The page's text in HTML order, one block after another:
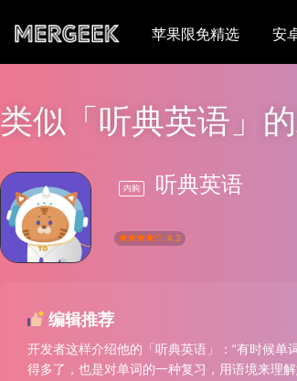
苹果限免精选 安
类似「听典英语」
内购 听典英语
4.3
编辑推荐
开发者这样介绍他的「听典英语」：“有时候单
得多了，也是对单词的一种复习，用语境来理